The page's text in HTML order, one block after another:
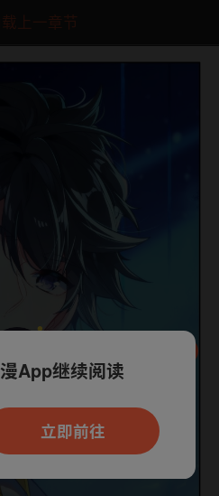
上一章节
阅读，可打开App新用
天免费看
App继续阅读
立即前往